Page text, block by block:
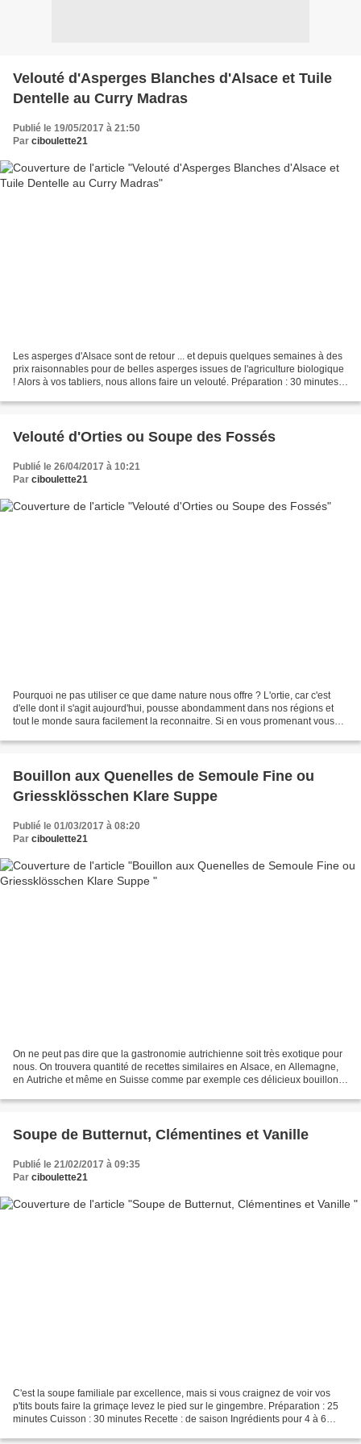
Velouté d'Asperges Blanches d'Alsace et Tuile
Dentelle au Curry Madras
Publié le 19/05/2017 à 21:50
Par ciboulette21
Les asperges d'Alsace sont de retour ... et depuis quelques semaines à des
prix raisonnables pour de belles asperges issues de l'agriculture biologique
! Alors à vos tabliers, nous allons faire un velouté. Préparation : 30 minutes
Velouté d'Orties ou Soupe des Fossés
Publié le 26/04/2017 à 10:21
Par ciboulette21
Pourquoi ne pas utiliser ce que dame nature nous offre ? L'ortie, car c'est
d'elle dont il s'agit aujourd'hui, pousse abondamment dans nos régions et
tout le monde saura facilement la reconnaitre. Si en vous promenant vous
Bouillon aux Quenelles de Semoule Fine ou
Griessklösschen Klare Suppe
Publié le 01/03/2017 à 08:20
Par ciboulette21
On ne peut pas dire que la gastronomie autrichienne soit très exotique pour
nous. On trouvera quantité de recettes similaires en Alsace, en Allemagne,
en Autriche et même en Suisse comme par exemple ces délicieux bouillons.
Soupe de Butternut, Clémentines et Vanille
Publié le 21/02/2017 à 09:35
Par ciboulette21
C'est la soupe familiale par excellence, mais si vous craignez de voir vos
p'tits bouts faire la grimaçe levez le pied sur le gingembre. Préparation : 25
minutes Cuisson : 30 minutes Recette : de saison Ingrédients pour 4 à 6